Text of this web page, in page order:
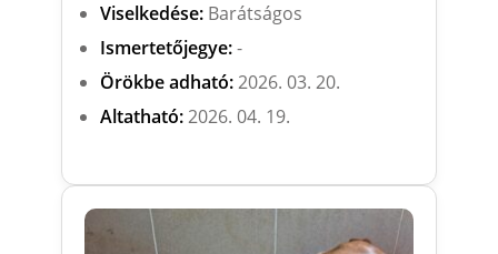
Viselkedése:Barátságos
Ismertetőjegye:-
Örökbe adható:2026. 03. 20.
Altatható:2026. 04. 19.